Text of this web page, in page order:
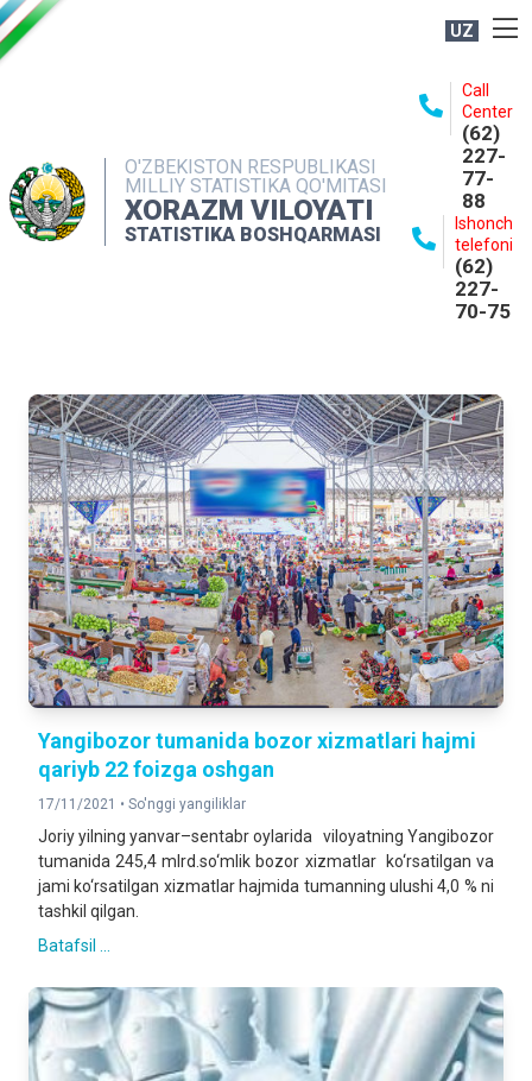
UZ
O'ZBEKISTON RESPUBLIKASI
MILLIY STATISTIKA QO'MITASI
XORAZM VILOYATI
STATISTIKA BOSHQARMASI
Call
Center
(62)
227-
77-
88
Ishonch
telefoni
(62)
227-
70-75
NASHRLAR
INTERAKTIV XIZMATLAR
MATBUOT XIZMATI
Yangibozor tumanida bozor xizmatlari hajmi
qariyb 22 foizga oshgan
17/11/2021 • So'nggi yangiliklar
Joriy yilning yanvar–sentabr oylarida viloyatning Yangibozor
tumanida 245,4 mlrd.so‘mlik bozor xizmatlar ko‘rsatilgan va
jami ko‘rsatilgan xizmatlar hajmida tumanning ulushi 4,0 % ni
tashkil qilgan.
Batafsil ...